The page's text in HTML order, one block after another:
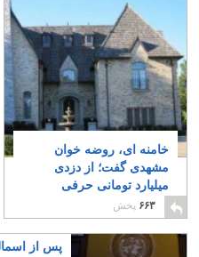
خامنه ای، روضه خوان
مشهدی گفت؛ از دزدی
میلیارد تومانی حرفی
نزنید، آن از ما است
۶۶۳ پخش
پس از